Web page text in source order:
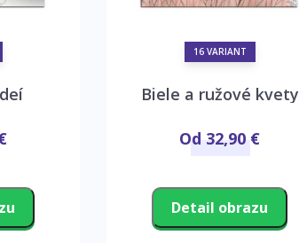
16 VARIANT
Biele a ružové kvety
Od 32,90 €
Detail obrazu